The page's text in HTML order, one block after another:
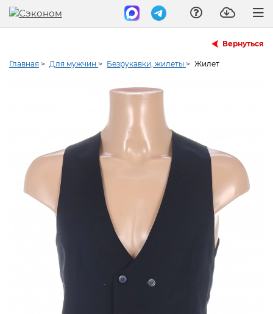
Вернуться
Главная > Для мужчин > Безрукавки, жилеты > Жилет